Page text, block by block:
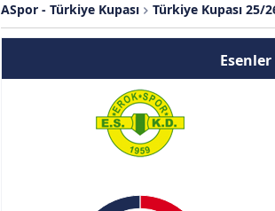
ASpor - Türkiye Kupası Türkiye Kupası 25/